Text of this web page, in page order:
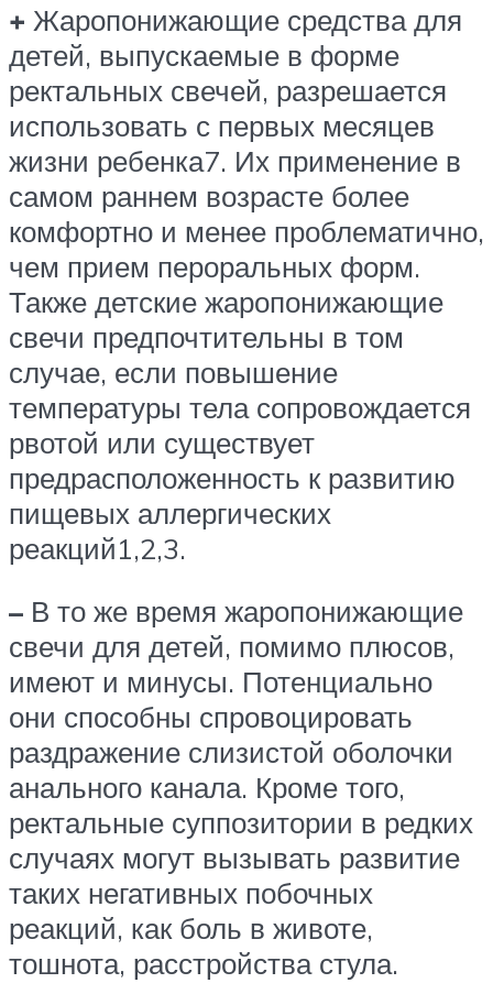
+ Жаропонижающие средства для
детей, выпускаемые в форме
ректальных свечей, разрешается
использовать с первых месяцев
жизни ребенка7. Их применение в
самом раннем возрасте более
комфортно и менее проблематично,
чем прием пероральных форм.
Также детские жаропонижающие
свечи предпочтительны в том
случае, если повышение
температуры тела сопровождается
рвотой или существует
предрасположенность к развитию
пищевых аллергических
реакций1,2,3.
– В то же время жаропонижающие
свечи для детей, помимо плюсов,
имеют и минусы. Потенциально
они способны спровоцировать
раздражение слизистой оболочки
анального канала. Кроме того,
ректальные суппозитории в редких
случаях могут вызывать развитие
таких негативных побочных
реакций, как боль в животе,
тошнота, расстройства стула.